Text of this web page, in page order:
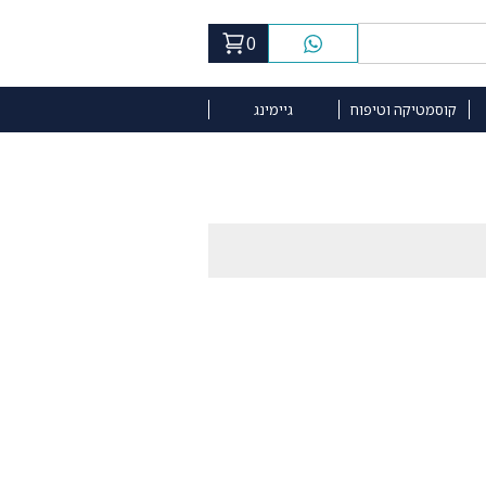
0
קוסמטיקה וטיפוח גיימינג